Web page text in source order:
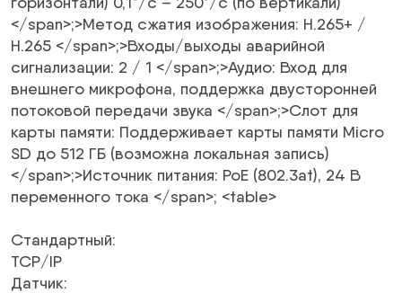
</span>;>Метод сжатия изображения: H.265+ /
H.265 </span>;>Входы/выходы аварийной
сигнализации: 2 / 1 </span>;>Аудио: Вход для
внешнего микрофона, поддержка двусторонней
потоковой передачи звука </span>;>Слот для
карты памяти: Поддерживает карты памяти Micro
SD до 512 ГБ (возможна локальная запись)
</span>;>Источник питания: PoE (802.3at), 24 В
переменного тока </span>; <table>
Стандартный:
TCP/IP
Датчик: